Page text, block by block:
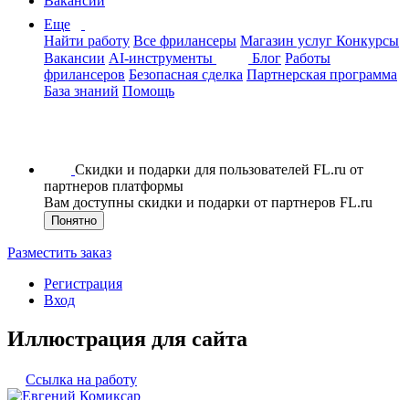
Еще
Найти работу Все фрилансеры Магазин услуг Конкурсы
Вакансии AI-инструменты Блог Работы
фрилансеров Безопасная сделка Партнерская программа
База знаний Помощь
Скидки и подарки для пользователей FL.ru от
партнеров платформы
Вам доступны скидки и подарки от партнеров FL.ru
Понятно
Разместить заказ
Регистрация
Вход
Иллюстрация для сайта
Ссылка на работу